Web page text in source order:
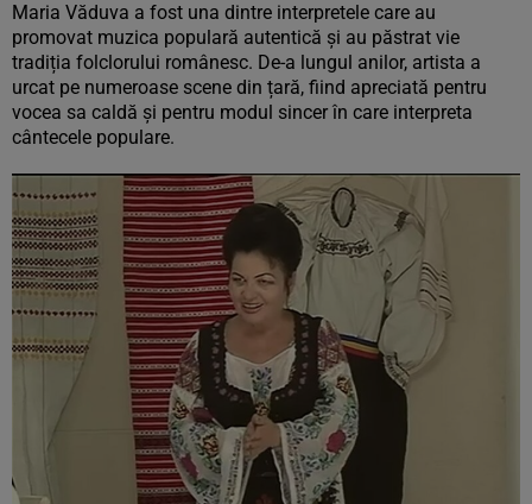
Maria Văduva a fost una dintre interpretele care au
promovat muzica populară autentică și au păstrat vie
tradiția folclorului românesc. De-a lungul anilor, artista a
urcat pe numeroase scene din țară, fiind apreciată pentru
vocea sa caldă și pentru modul sincer în care interpreta
cântecele populare.